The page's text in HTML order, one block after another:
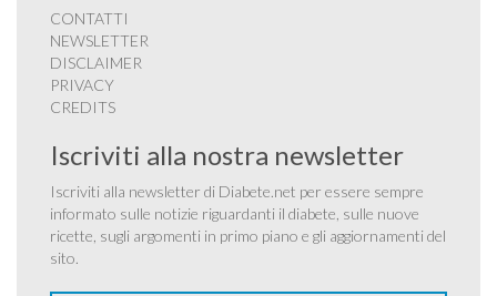
CONTATTI
NEWSLETTER
DISCLAIMER
PRIVACY
CREDITS
Iscriviti alla nostra newsletter
Iscriviti alla newsletter di Diabete.net per essere sempre
informato sulle notizie riguardanti il diabete, sulle nuove
ricette, sugli argomenti in primo piano e gli aggiornamenti del
sito.